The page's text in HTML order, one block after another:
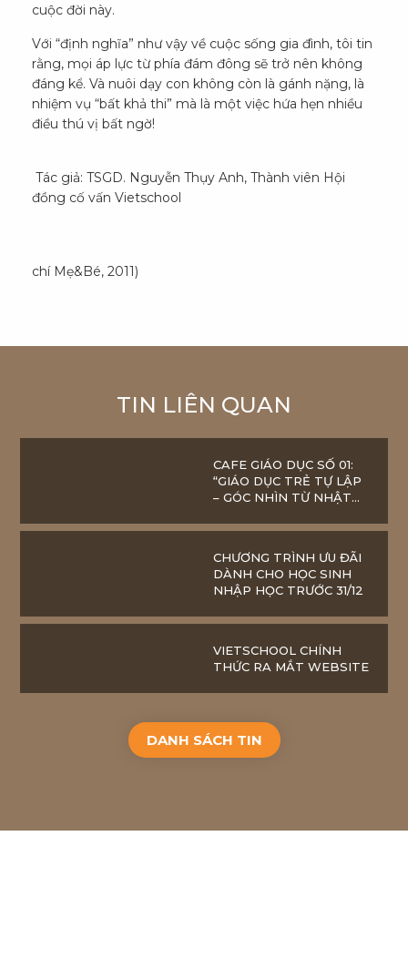
cuộc đời này.
Với “định nghĩa” như vậy về cuộc sống gia đình, tôi tin
rằng, mọi áp lực từ phía đám đông sẽ trở nên không
đáng kể. Và nuôi dạy con không còn là gánh nặng, là
nhiệm vụ “bất khả thi” mà là một việc hứa hẹn nhiều
điều thú vị bất ngờ!
Tác giả: TSGD. Nguyễn Thụy Anh, Thành viên Hội
đồng cố vấn Vietschool
chí Mẹ&Bé, 2011)
TIN LIÊN QUAN
CAFE GIÁO DỤC SỐ 01:
“GIÁO DỤC TRẺ TỰ LẬP
– GÓC NHÌN TỪ NHẬT
CHƯƠNG TRÌNH ƯU ĐÃI
DÀNH CHO HỌC SINH
NHẬP HỌC TRƯỚC 31/12
VIETSCHOOL CHÍNH
THỨC RA MẮT WEBSITE
DANH SÁCH TIN